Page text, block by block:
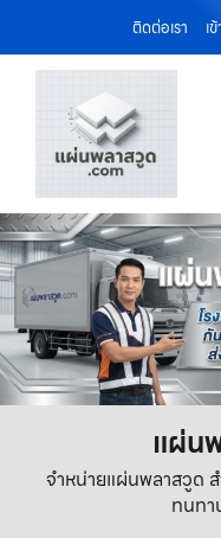
ติดต่อเรา เ
แผ่น
จำหน่ายแผ่นพลาสวูด
ทนทา